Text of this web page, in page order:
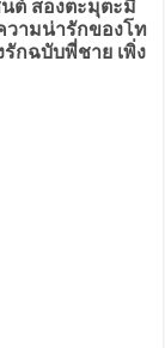
ต์ สองตะมุตะมิ
ามน่ารักของโท
กฉบับพี่ชาย เพิ่ง